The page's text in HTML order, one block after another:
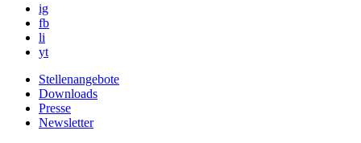
ig
fb
li
yt
Stellenangebote
Downloads
Presse
Newsletter